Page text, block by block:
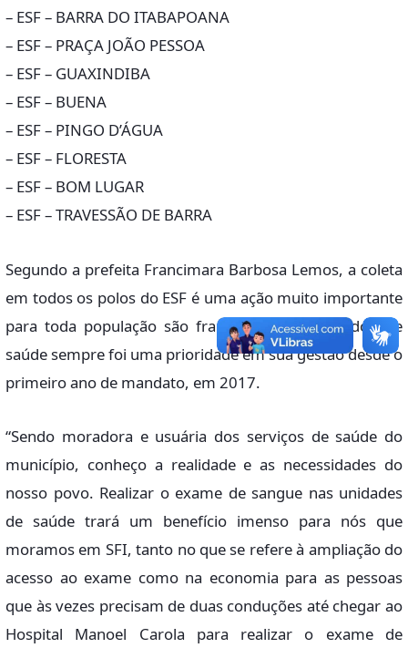
– ESF – BARRA DO ITABAPOANA
– ESF – PRAÇA JOÃO PESSOA
– ESF – GUAXINDIBA
– ESF – BUENA
– ESF – PINGO D’ÁGUA
– ESF – FLORESTA
– ESF – BOM LUGAR
– ESF – TRAVESSÃO DE BARRA
Segundo a prefeita Francimara Barbosa Lemos, a coleta
em todos os polos do ESF é uma ação muito importante
para toda população são franciscana, destacando que
saúde sempre foi uma prioridade em sua gestão desde o
primeiro ano de mandato, em 2017.
“Sendo moradora e usuária dos serviços de saúde do
município, conheço a realidade e as necessidades do
nosso povo. Realizar o exame de sangue nas unidades
de saúde trará um benefício imenso para nós que
moramos em SFI, tanto no que se refere à ampliação do
acesso ao exame como na economia para as pessoas
que às vezes precisam de duas conduções até chegar ao
Hospital Manoel Carola para realizar o exame de